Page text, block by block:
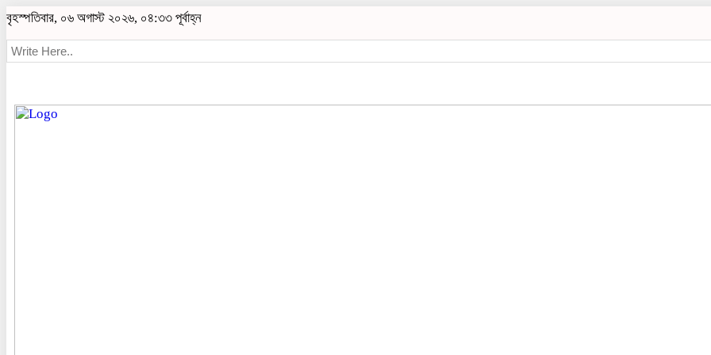
বৃহস্পতিবার, ০৬ অগাস্ট ২০২৬, ০৪:৩৩ পূর্বাহ্ন